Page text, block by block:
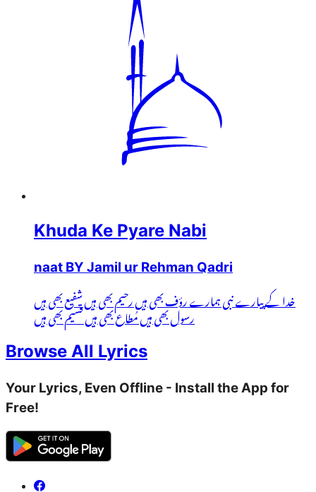
Khuda Ke Pyare Nabi
naat BY Jamil ur Rehman Qadri
خدا کے پیارے نبی ہمارے رؤف بھی ہیں رحیم بھی ہیں شفیع بھی ہیں
رسول بھی ہیں مُطاع بھی ہیں قسیم بھی ہیں
Browse All Lyrics
Your Lyrics, Even Offline - Install the App for
Free!